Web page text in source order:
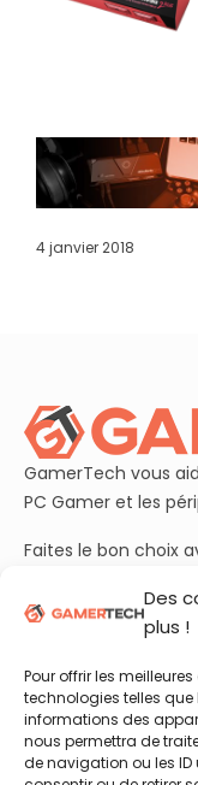
Des
plus !
Pour offrir les
technologies telles
informations des
nous permettra de
de navigation ou les ID
4 janvier 2018
GamerTech vous
PC Gamer et les
Faites le bon choix
Rejoignez aussi nos
en vidéo !